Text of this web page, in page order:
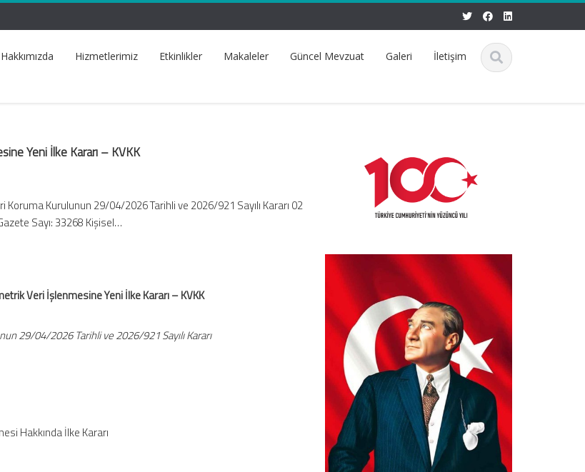
Hakkımızda Hizmetlerimiz Etkinlikler Makaleler Güncel Mevzuat Galeri İletişim
Yeni İlke Kararı – KVKK
Koruma Kurulunun 29/04/2026 Tarihli ve 2026/921 Sayılı Kararı 02
Sayı: 33268 Kişisel…
Veri İşlenmesine Yeni İlke Kararı – KVKK
29/04/2026 Tarihli ve 2026/921 Sayılı Kararı
Hakkında İlke Kararı